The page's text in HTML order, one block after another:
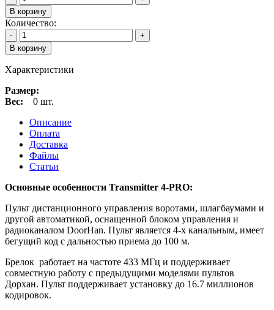
В корзину
Количество:
-
+
В корзину
Характеристики
Размер:
Вес:
0 шт.
Описание
Оплата
Доставка
Файлы
Статьи
Основные особенности Transmitter 4-PRO:
Пульт дистанционного управления воротами, шлагбаумами и
другой автоматикой, оснащенной блоком управления и
радиоканалом DoorHan. Пульт является 4-х канальным, имеет
бегущий код с дальностью приема до 100 м.
Брелок работает на частоте 433 МГц и поддерживает
совместную работу с предыдущими моделями пультов
Дорхан. Пульт поддерживает установку до 16.7 миллионов
кодировок.